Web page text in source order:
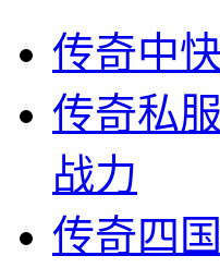
传奇中
传奇私
战力
传奇四